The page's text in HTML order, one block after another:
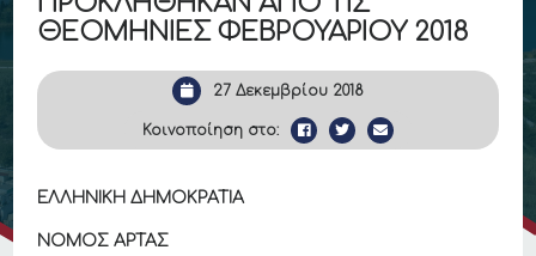
ΘΕΟΜΗΝΙΕΣ ΦΕΒΡΟΥΑΡΙΟΥ 2018
27 Δεκεμβρίου 2018
Κοινοποίηση στο:
ΕΛΛΗΝΙΚΗ ΔΗΜΟΚΡΑΤΙΑ
ΝΟΜΟΣ ΑΡΤΑΣ